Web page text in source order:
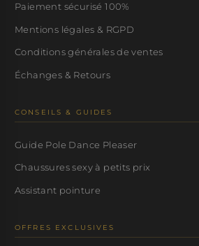
Paiement sécurisé 100%
Mentions légales & RGPD
Conditions générales de ventes
Échanges & Retours
CONSEILS & GUIDES
Guide Pole Dance Pleaser
Chaussures sexy à petits prix
Assistant pointure
OFFRES EXCLUSIVES